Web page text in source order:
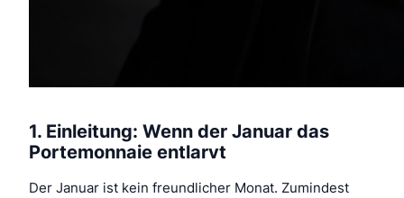
1. Einleitung: Wenn der Januar das
Portemonnaie entlarvt
Der Januar ist kein freundlicher Monat. Zumindest